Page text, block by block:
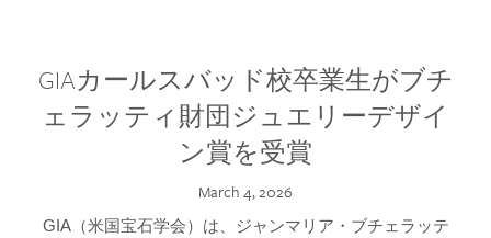
GIAカールスバッド校卒業生がブチ
ェラッティ財団ジュエリーデザイ
ン賞を受賞
March 4, 2026
GIA（米国宝石学会）は、ジャンマリア・ブチェラッテ